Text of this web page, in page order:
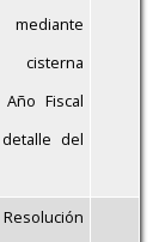
Fiscal
del
Resolución